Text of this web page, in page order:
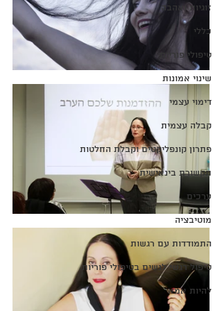
זוגיות ואהבה
כללי
טיפולי פוריות
שינוי אמונות
דימוי עצמי
קבלה עצמית
פתרון קונפליקטים וקבלת החלטות
תקשורת בינאישית
ערכים
מוטיבציה
התמודדות עם רגשות
טיפול רגשי לנשים בטיפולי פוריות
להיות אמא